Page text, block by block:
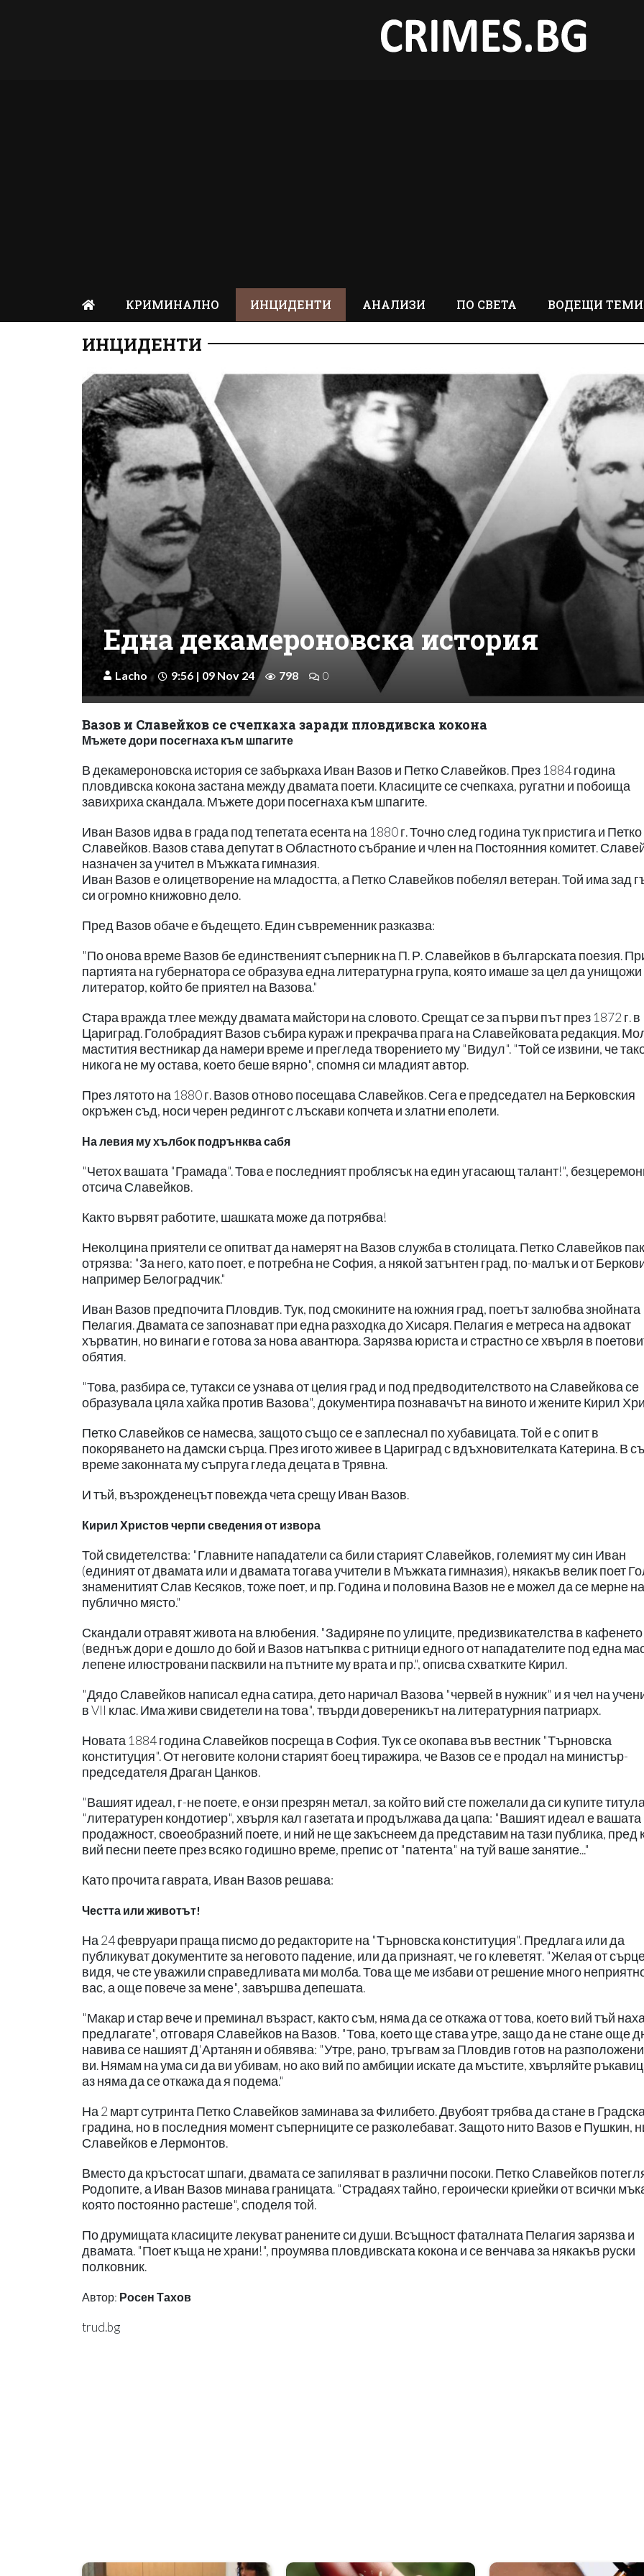
КРИМИНАЛНО ИНЦИДЕНТИ АНАЛИЗИ ПО СВЕТА ВОДЕЩИ ТЕМИ
ИНЦИДЕНТИ
Една декамероновска история
Lacho 9:56 | 09 Nov 24 798 0
Вазов и Славейков се счепкаха заради пловдивска кокона
Мъжете дори посегнаха към шпагите
В декамероновска история се забъркаха Иван Вазов и Петко Славейков. През 1884 година
пловдивска кокона застана между двамата поети. Класиците се счепкаха, ругатни и побоища
завихриха скандала. Мъжете дори посегнаха към шпагите.
Иван Вазов идва в града под тепетата есента на 1880 г. Точно след година тук пристига и Петко
Славейков. Вазов става депутат в Областното събрание и член на Постоянния комитет.
назначен за учител в Мъжката гимназия.
Иван Вазов е олицетворение на младостта, а Петко Славейков побелял ветеран. Той има зад
си огромно книжовно дело.
Пред Вазов обаче е бъдещето. Един съвременник разказва:
"По онова време Вазов бе единственият съперник на П. Р. Славейков в българската поезия.
партията на губернатора се образува една литературна група, която имаше за цел да унищожи
литератор, който бе приятел на Вазова."
Стара вражда тлее между двамата майстори на словото. Срещат се за първи път през 1872 г. в
Цариград. Голобрадият Вазов събира кураж и прекрачва прага на Славейковата редакция.
мастития вестникар да намери време и прегледа творението му "Видул". "Той се извини, че
никога не му остава, което беше вярно", спомня си младият автор.
През лятото на 1880 г. Вазов отново посещава Славейков. Сега е председател на Берковския
окръжен съд, носи черен редингот с лъскави копчета и златни еполети.
На левия му хълбок подрънква сабя
"Четох вашата "Грамада". Това е последният проблясък на един угасающ талант!",
отсича Славейков.
Както вървят работите, шашката може да потрябва!
Неколцина приятели се опитват да намерят на Вазов служба в столицата. Петко Славейков
отрязва: "За него, като поет, е потребна не София, а някой затънтен град, по-малък и от
например Белоградчик."
Иван Вазов предпочита Пловдив. Тук, под смокините на южния град, поетът залюбва знойната
Пелагия. Двамата се запознават при една разходка до Хисаря. Пелагия е метреса на адвокат
хърватин, но винаги е готова за нова авантюра. Зарязва юриста и страстно се хвърля в
обятия.
"Това, разбира се, тутакси се узнава от целия град и под предводителството на Славейкова се
образувала цяла хайка против Вазова", документира познавачът на виното и жените Кирил
Петко Славейков се намесва, защото също се е заплеснал по хубавицата. Той е с опит в
покоряването на дамски сърца. През игото живее в Цариград с вдъхновителката Катерина. В
време законната му съпруга гледа децата в Трявна.
И тъй, възрожденецът повежда чета срещу Иван Вазов.
Кирил Христов черпи сведения от извора
Той свидетелства: "Главните нападатели са били старият Славейков, големият му син Иван
(единият от двамата или и двамата тогава учители в Мъжката гимназия), някакъв велик поет
знаменитият Слав Кесяков, тоже поет, и пр. Година и половина Вазов не е можел да се мерне на
публично място."
Скандали отравят живота на влюбения. "Задиряне по улиците, предизвикателства в кафенето
(веднъж дори е дошло до бой и Вазов натъпква с ритници едного от нападателите под една
лепене илюстровани пасквили на пътните му врата и пр.", описва схватките Кирил.
"Дядо Славейков написал една сатира, дето наричал Вазова "червей в нужник" и я чел на
в VII клас. Има живи свидетели на това", твърди довереникът на литературния патриарх.
Новата 1884 година Славейков посреща в София. Тук се окопава във вестник "Търновска
конституция". От неговите колони старият боец тиражира, че Вазов се е продал на министър-
председателя Драган Цанков.
"Вашият идеал, г-не поете, е онзи презрян метал, за който вий сте пожелали да си купите титула
"литературен кондотиер", хвърля кал газетата и продължава да цапа: "Вашият идеал е вашата
продажност, своеобразний поете, и ний не ще закъснеем да представим на тази публика, пред
вий песни пеете през всяко годишно време, препис от "патента" на туй ваше занятие..."
Като прочита гаврата, Иван Вазов решава:
Честта или животът!
На 24 февруари праща писмо до редакторите на "Търновска конституция". Предлага или да
публикуват документите за неговото падение, или да признаят, че го клеветят. "Желая от
видя, че сте уважили справедливата ми молба. Това ще ме избави от решение много
вас, а още повече за мене", завършва депешата.
"Макар и стар вече и преминал възраст, както съм, няма да се откажа от това, което вий тъй
предлагате", отговаря Славейков на Вазов. "Това, което ще става утре, защо да не стане още
навива се нашият Д'Артанян и обявява: "Утре, рано, тръгвам за Пловдив готов на
ви. Нямам на ума си да ви убивам, но ако вий по амбиции искате да мъстите, хвърляйте
аз няма да се откажа да я подема."
На 2 март сутринта Петко Славейков заминава за Филибето. Двубоят трябва да стане в
градина, но в последния момент съперниците се разколебават. Защото нито Вазов е Пушкин,
Славейков е Лермонтов.
Вместо да кръстосат шпаги, двамата се запиляват в различни посоки. Петко Славейков
Родопите, а Иван Вазов минава границата. "Страдаях тайно, героически криейки от всички
която постоянно растеше", споделя той.
По друмищата класиците лекуват ранените си души. Всъщност фаталната Пелагия зарязва и
двамата. "Поет къща не храни!", проумява пловдивската кокона и се венчава за някакъв руски
полковник.
Автор: Росен Тахов
trud.bg